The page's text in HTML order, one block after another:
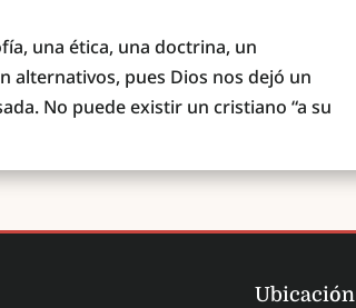
una ética, una doctrina, un
alternativos, pues Dios nos dejó un
No puede existir un cristiano “a su
Ubicación